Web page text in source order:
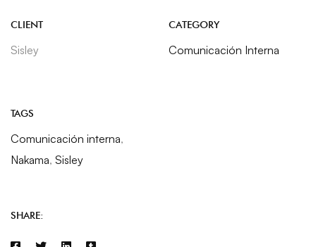
CLIENT
Sisley
CATEGORY
Comunicación Interna
TAGS
Comunicación interna,
Nakama, Sisley
SHARE: